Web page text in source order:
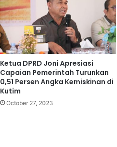
Ketua DPRD Joni Apresiasi
Capaian Pemerintah Turunkan
0,51 Persen Angka Kemiskinan di
Kutim
October 27, 2023